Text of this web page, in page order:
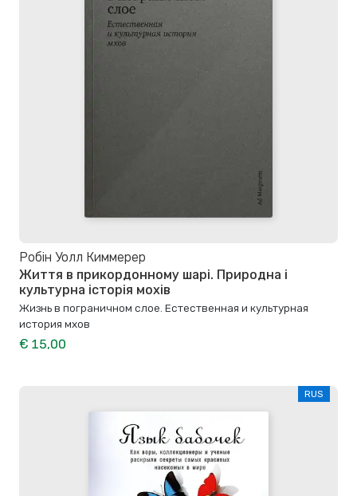
Робін Уолл Киммерер
Життя в прикордонному шарі. Природна і
культурна історія мохів
Жизнь в пограничном слое. Естественная и культурная
история мхов
€ 15,00
RUS